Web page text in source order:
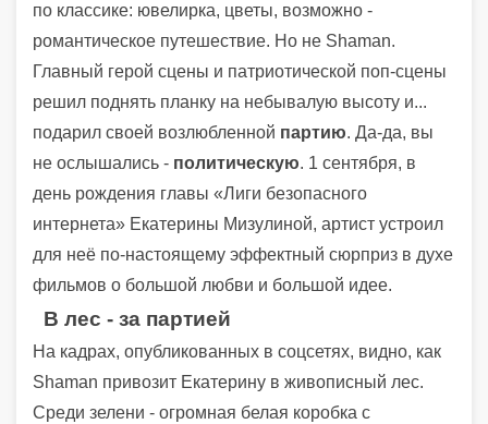
по классике: ювелирка, цветы, возможно -
романтическое путешествие. Но не Shaman.
Главный герой сцены и патриотической поп-сцены
решил поднять планку на небывалую высоту и...
подарил своей возлюбленной партию. Да-да, вы
не ослышались - политическую. 1 сентября, в
день рождения главы «Лиги безопасного
интернета» Екатерины Мизулиной, артист устроил
для неё по-настоящему эффектный сюрприз в духе
фильмов о большой любви и большой идее.
В лес - за партией
На кадрах, опубликованных в соцсетях, видно, как
Shaman привозит Екатерину в живописный лес.
Среди зелени - огромная белая коробка с